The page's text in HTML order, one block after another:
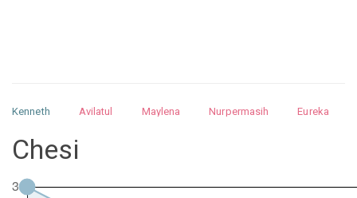
Kenneth Avilatul Maylena Nurpermasih
Eureka
Nurhilman
Chesi